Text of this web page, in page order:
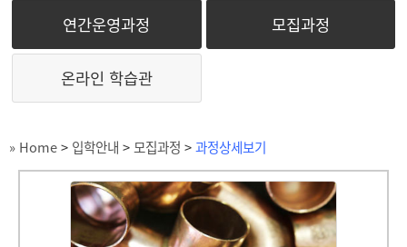
연간운영과정 모집과정
온라인 학습관
» Home> 입학안내 >모집과정 >과정상세보기